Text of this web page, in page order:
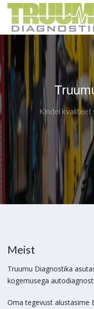
Kindel kvaliteet
Meist
Truumu Diagnostika
kogemusega
Oma tegevust alustasime